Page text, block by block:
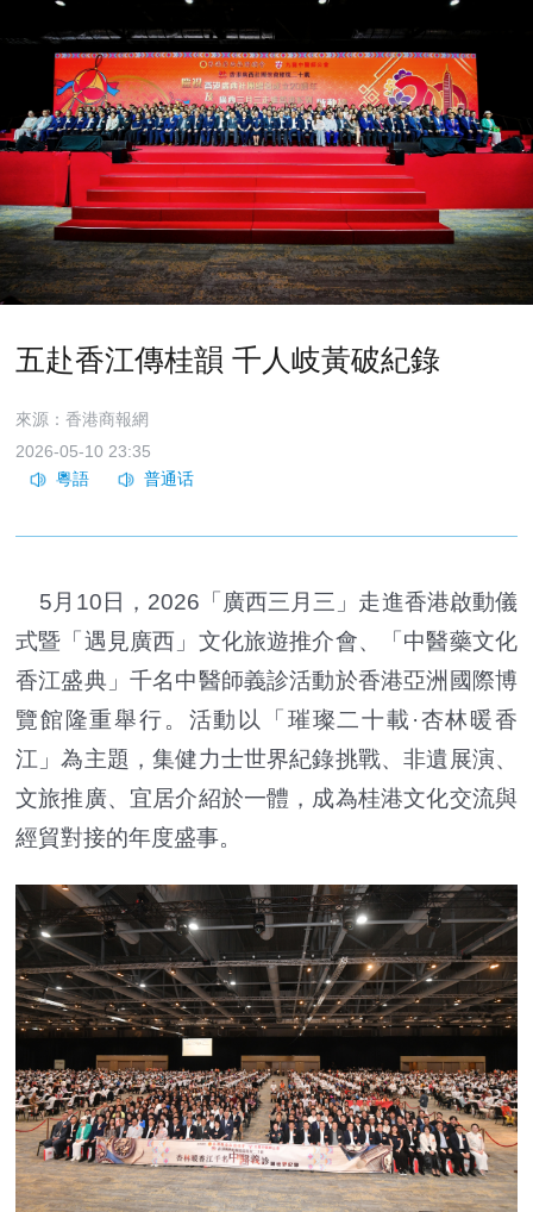
五赴香江傳桂韻 千人岐黃破紀錄
來源：香港商報網
2026-05-10 23:35
5月10日，2026「廣西三月三」走進香港啟動儀
式暨「遇見廣西」文化旅遊推介會、「中醫藥文化
香江盛典」千名中醫師義診活動於香港亞洲國際博
覽館隆重舉行。活動以「璀璨二十載·杏林暖香
江」為主題，集健力士世界紀錄挑戰、非遺展演、
文旅推廣、宜居介紹於一體，成為桂港文化交流與
經貿對接的年度盛事。